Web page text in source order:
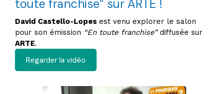
toute franchise” sur ARTE !
David Castello-Lopes est venu explorer le salon
pour son émission “En toute franchise”diffusée sur
ARTE.​
Regarder la vidéo